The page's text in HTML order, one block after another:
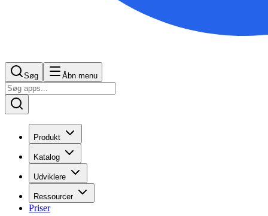
Søg Åbn menu
Produkt
Katalog
Udviklere
Ressourcer
Priser